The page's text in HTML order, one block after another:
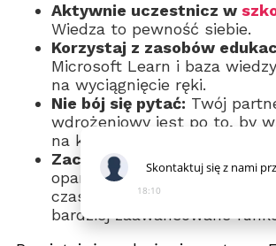
Aktywnie uczestnicz w
Wiedza to pewność siebie.
Korzystaj z zasobów
Microsoft Learn i baza
na wyciągnięcie ręki.
Nie bój się pytać: Twój
wdrożeniowy jest po to, by
na każdym kroku.
Zacznij od małych kroków:
opanowaniu kluczowych
czasem naturalnie zaczniesz
bardziej zaawansowane
Skontaktujsięz nami
18:10